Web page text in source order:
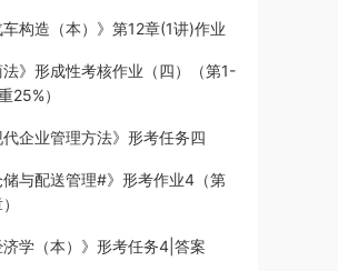
构造（本）》第12章(1讲)作业
法》形成性考核作业（四）（第1-
25%）
企业管理方法》形考任务四
储与配送管理#》形考作业4（第
济学（本）》形考任务4|答案